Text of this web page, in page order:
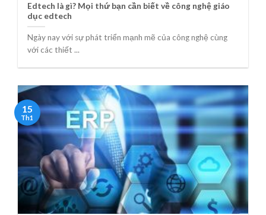
Edtech là gì? Mọi thứ bạn cần biết về công nghệ giáo
dục edtech
Ngày nay với sự phát triển mạnh mẽ của công nghệ cùng
với các thiết ...
15
Th1